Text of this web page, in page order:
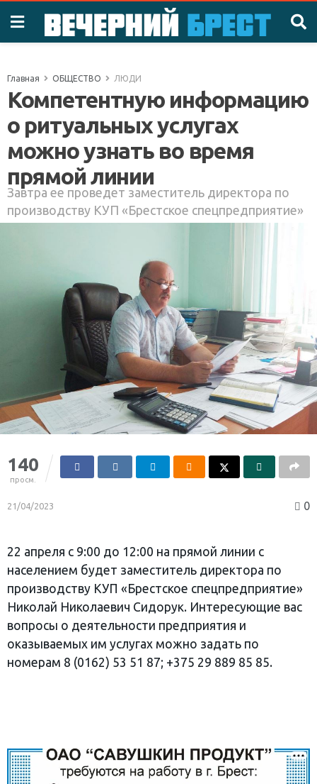
Главная ОБЩЕСТВО ЛЮДИ
Компетентную информацию
о ритуальных услугах
можно узнать во время
прямой линии
Завтра ее проведет заместитель директора по
производству КУП «Брестское спецпредприятие»
140
просм.
21/04/2023 0
22 апреля с 9:00 до 12:00 на прямой линии с
населением будет заместитель директора по
производству КУП «Брестское спецпредприятие»
Николай Николаевич Сидорук. Интересующие вас
вопросы о деятельности предприятия и
оказываемых им услугах можно задать по
номерам 8 (0162) 53 51 87; +375 29 889 85 85.